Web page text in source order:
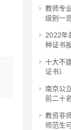
教师专
级别一
2022年
种证书
十大不
证书）
南京公
前二十名
教资非
师范生